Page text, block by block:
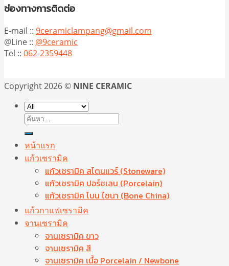
ช่องทางการติดต่อ
E-mail :: 9ceramiclampang@gmail.com
@Line :: @9ceramic
Tel :: 062-2359448
Copyright 2026 © NINE CERAMIC
ค้นหา:
หน้าแรก
แก้วเซรามิค
แก้วเซรามิค สโตนแวร์ (Stoneware)
แก้วเซรามิค ปอร์ซเลน (Porcelain)
แก้วเซรามิค โบน ไชนา (Bone China)
แก้วกาแฟเซรามิค
จานเซรามิค
จานเซรามิค ขาว
จานเซรามิค สี
จานเซรามิค เนื้อ Porcelain / Newbone